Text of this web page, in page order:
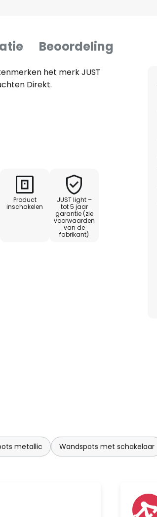
Beoordeling
het merk JUST
Direkt.
Product
inschakelen
JUST light –
tot 5 jaar
garantie (zie
voorwaarden
van de
fabrikant)
metallic Wandspots met schakelaar